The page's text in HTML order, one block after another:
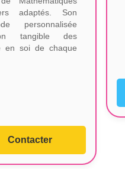
adaptés. Son
personnalisée
tangible des
en soi de chaque
Contacter